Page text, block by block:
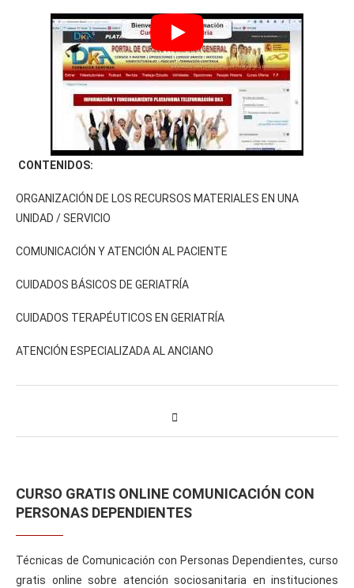
CONTENIDOS:
ORGANIZACIÓN DE LOS RECURSOS MATERIALES EN UNA
UNIDAD / SERVICIO
COMUNICACIÓN Y ATENCIÓN AL PACIENTE
CUIDADOS BÁSICOS DE GERIATRÍA
CUIDADOS TERAPÉUTICOS EN GERIATRÍA
ATENCIÓN ESPECIALIZADA AL ANCIANO
CURSO GRATIS ONLINE COMUNICACIÓN CON
PERSONAS DEPENDIENTES
Técnicas de Comunicación con Personas Dependientes, curso
gratis online sobre atención sociosanitaria en instituciones